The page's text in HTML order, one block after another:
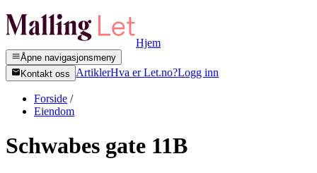
Hjem
Åpne navigasjonsmeny
Kontakt oss
ArtiklerHva er Let.no?Logg inn
Forside /
Eiendom
Schwabes gate 11B